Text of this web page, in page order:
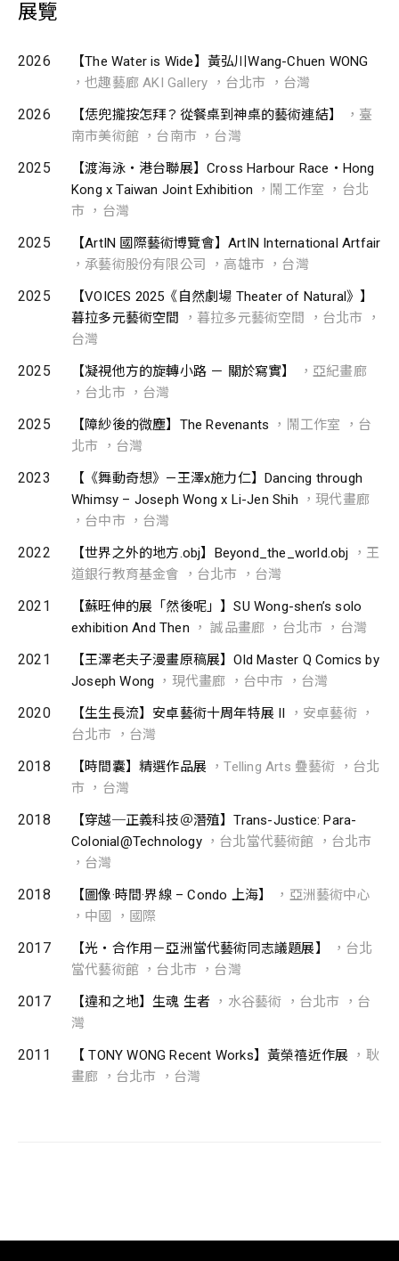
展覽
2026
【The Water is Wide】黃弘川Wang-Chuen WONG
，也趣藝廊 AKI Gallery ，台北市 ，台灣
2026 【恁兜攏按怎拜？從餐桌到神桌的藝術連結】
，臺
南市美術館 ，台南市 ，台灣
2025
【渡海泳・港台聯展】Cross Harbour Race・Hong
Kong x Taiwan Joint Exhibition ，鬧工作室 ，台北
市 ，台灣
2025
【ArtIN 國際藝術博覽會】ArtIN International Artfair
，承藝術股份有限公司 ，高雄市 ，台灣
2025
【VOICES 2025《自然劇場 Theater of Natural》】
暮拉多元藝術空間 ，暮拉多元藝術空間 ，台北市 ，
台灣
2025 【凝視他方的旋轉小路 － 關於寫實】
，亞紀畫廊
，台北市 ，台灣
2025 【障紗後的微塵】The Revenants
，鬧工作室 ，台
北市 ，台灣
2023
【《舞動奇想》—王澤x施力仁】Dancing through
Whimsy – Joseph Wong x Li-Jen Shih ，現代畫廊
，台中市 ，台灣
2022 【世界之外的地方.obj】Beyond_the_world.obj ，王
道銀行教育基金會 ，台北市 ，台灣
2021
【蘇旺伸的展「然後呢」】SU Wong-shen’s solo
exhibition And Then ， 誠品畫廊 ，台北市 ，台灣
2021
【王澤老夫子漫畫原稿展】Old Master Q Comics by
Joseph Wong ，現代畫廊 ，台中市 ，台灣
2020 【生生長流】安卓藝術十周年特展 II ，安卓藝術 ，
台北市 ，台灣
2018 【時間囊】精選作品展 ，Telling Arts 疊藝術 ，台北
市 ，台灣
2018
【穿越─正義科技＠潛殖】Trans-Justice: Para-
Colonial@Technology，台北當代藝術館 ，台北市
，台灣
2018 【圖像·時間·界線 – Condo 上海】
，亞洲藝術中心
，中國 ，國際
2017 【光‧合作用－亞洲當代藝術同志議題展】
，台北
當代藝術館 ，台北市 ，台灣
2017 【違和之地】生魂 生者 ，水谷藝術 ，台北市 ，台
灣
2011 【 TONY WONG Recent Works】黃榮禧近作展 ，耿
畫廊 ，台北市 ，台灣